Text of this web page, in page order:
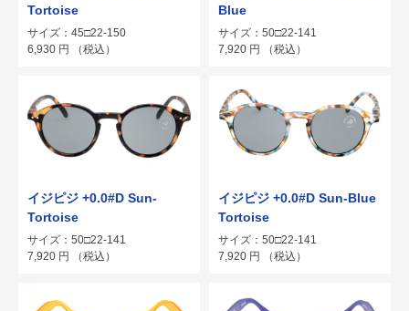
Tortoise
サイズ：45□22-150
6,930 円 （税込）
Blue
サイズ：50□22-141
7,920 円 （税込）
イジピジ +0.0#D Sun-
Tortoise
サイズ：50□22-141
7,920 円 （税込）
イジピジ +0.0#D Sun-Blue
Tortoise
サイズ：50□22-141
7,920 円 （税込）